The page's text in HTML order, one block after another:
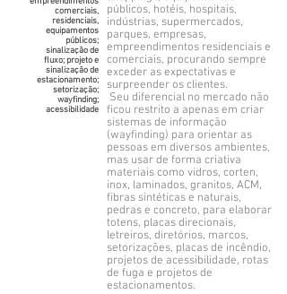
comerciais,
residenciais,
equipamentos
públicos;
sinalização de
fluxo; projeto e
sinalização de
estacionamento;
setorização;
wayfinding;
acessibilidade
públicos, hotéis, hospitais,
indústrias, supermercados,
parques, empresas,
empreendimentos residenciais e
comerciais, procurando sempre
exceder as expectativas e
surpreender os clientes.
Seu diferencial no mercado não
ficou restrito a apenas em criar
sistemas de informação
(wayfinding) para orientar as
pessoas em diversos ambientes,
mas usar de forma criativa
materiais como vidros, corten,
inox, laminados, granitos, ACM,
fibras sintéticas e naturais,
pedras e concreto, para elaborar
totens, placas direcionais,
letreiros, diretórios, marcos,
setorizações, placas de incêndio,
projetos de acessibilidade, rotas
de fuga e projetos de
estacionamentos.